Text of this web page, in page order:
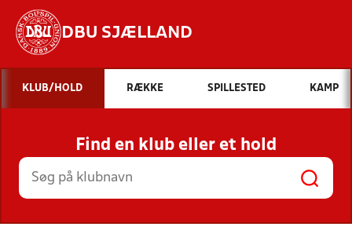
DBU SJÆLLAND
Hvad vil du søge efter?
INDHOLD OG NYHEDER
STILLINGER, RESULTATER, KLUBBER OG
HOLD
KLUB/HOLD RÆKKE SPILLESTED KAMP
Find en klub eller et hold